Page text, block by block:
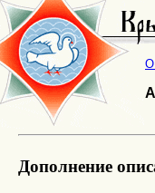
О
Дополнение